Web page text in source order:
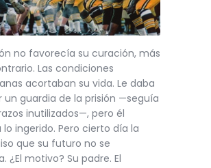
no favorecía su curación, más
Las condiciones
acortaban su vida. Le daba
un guardia de la prisión —seguía
inutilizados—, pero él
ingerido. Pero cierto día la
que su futuro no se
¿El motivo? Su padre. El